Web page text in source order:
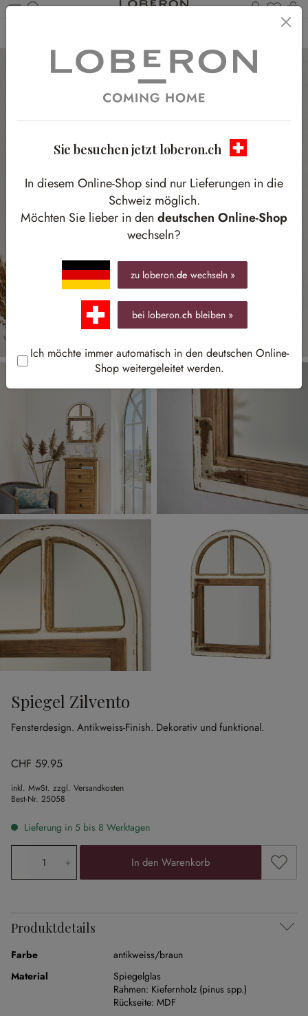
Du
Spiegel Zilvento
Fensterdesign. Antikweiss-Finish. Dekorativ und funktional.
CHF 59.95
inkl. MwSt. zzgl. Versandkosten
Best-Nr. 25058
Lieferung in 5 bis 8 Werktagen
Produkt Anzahl: Gib den gewünschten Wert ein oder
In den Warenkorb Zum
Produktdetails
Farbe
antikweiss/braun
Material
Spiegelglas
Rahmen: Kiefernholz (pinus spp.)
Rückseite: MDF
Sie besuchen jetzt loberon.ch
In diesem Online-Shop sind nur Lieferungen in die
Schweiz möglich.
Möchten Sie lieber in den deutschen Online-Shop
wechseln?
zu loberon.de wechseln »
bei loberon.ch bleiben »
Ich möchte immer automatisch in den deutschen Online-
Shop weitergeleitet werden.